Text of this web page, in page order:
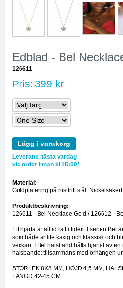
Edblad - Bel
126611
Pris: 399 kr
Lägg i varukorg
Leverans nästa vardag
vid order innan kl 15:00*
Material:
Guldplätering på rostfritt stål. Nickelsäkert.
Produktbeskrivning:
126611 - Bel Necklace Gold / 126612 -
Ett hjärta är alltid rätt i tiden. I serien Bel
som både är lite kaxig och klassisk och
veckan. I Bel halsband hålls hjärtat av
halsbandet tillsammans med örhängen
STORLEK 8X8 MM, HÖJD 4,5 MM,
LÄNGD 42-45 CM.